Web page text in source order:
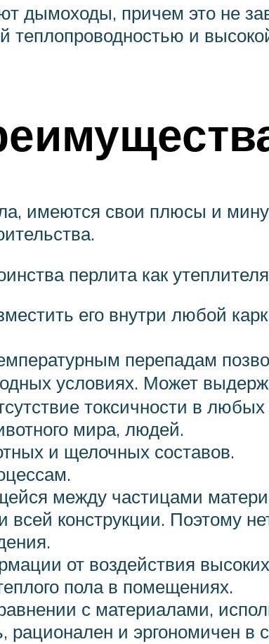
дымоходы, причем это не
теплопроводностью и
имеются свои плюсы и
перлита как
его внутри любой
перепадам
условиях. Может
токсичности в
мира, людей.
и щелочных составов.
между частицами
всей конструкции. Поэтому
от воздействия
пола в помещениях.
с материалами,
и эргономичен в